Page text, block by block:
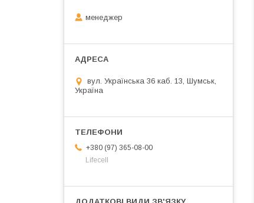
менеджер
вул. Українська 36 каб. 13, Шумськ,
Україна
+380 (97) 365-08-00
Lifecell